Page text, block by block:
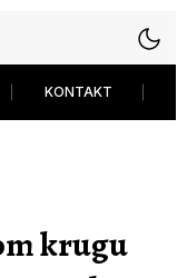
KONTAKT
krugu